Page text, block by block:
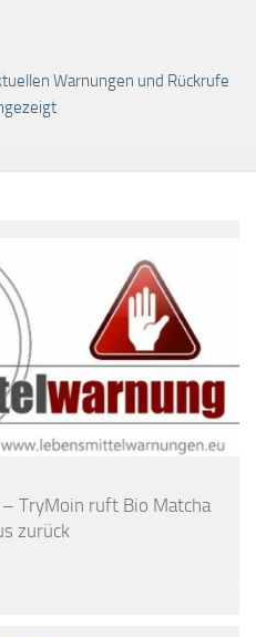
Warnungen und Rückrufe
TryMoin ruft Bio Matcha
zurück